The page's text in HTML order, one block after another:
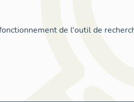
de l'outil de